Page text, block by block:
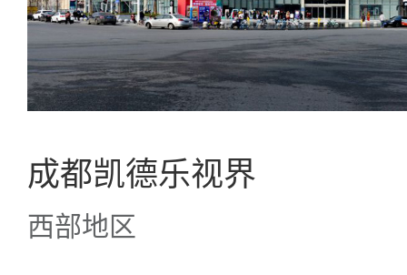
成都凯德乐视界
西部地区